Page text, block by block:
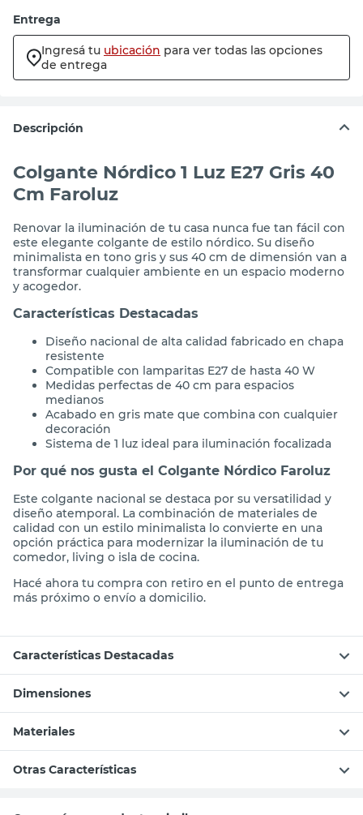
Entrega
Ingresá tu ubicación para ver todas las opciones
de entrega
Descripción
Colgante Nórdico 1 Luz E27 Gris 40
Cm Faroluz
Renovar la iluminación de tu casa nunca fue tan fácil con
este elegante colgante de estilo nórdico. Su diseño
minimalista en tono gris y sus 40 cm de dimensión van a
transformar cualquier ambiente en un espacio moderno
y acogedor.
Características Destacadas
Diseño nacional de alta calidad fabricado en chapa
resistente
Compatible con lamparitas E27 de hasta 40 W
Medidas perfectas de 40 cm para espacios
medianos
Acabado en gris mate que combina con cualquier
decoración
Sistema de 1 luz ideal para iluminación focalizada
Por qué nos gusta el Colgante Nórdico Faroluz
Este colgante nacional se destaca por su versatilidad y
diseño atemporal. La combinación de materiales de
calidad con un estilo minimalista lo convierte en una
opción práctica para modernizar la iluminación de tu
comedor, living o isla de cocina.
Hacé ahora tu compra con retiro en el punto de entrega
más próximo o envío a domicilio.
Características Destacadas
Dimensiones
Materiales
Otras Características